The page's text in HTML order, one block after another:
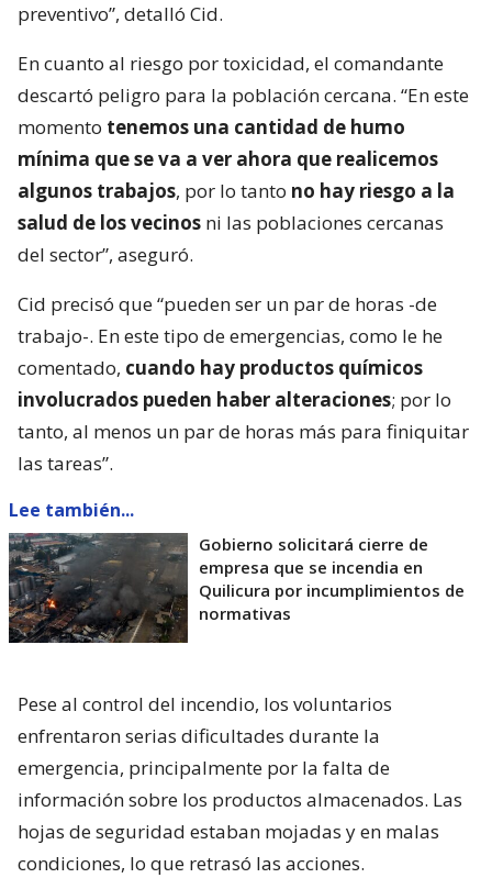
preventivo”, detalló Cid.
En cuanto al riesgo por toxicidad, el comandante
descartó peligro para la población cercana. “En este
momento tenemos una cantidad de humo
mínima que se va a ver ahora que realicemos
algunos trabajos, por lo tanto no hay riesgo a la
salud de los vecinos ni las poblaciones cercanas
del sector”, aseguró.
Cid precisó que “pueden ser un par de horas -de
trabajo-. En este tipo de emergencias, como le he
comentado, cuando hay productos químicos
involucrados pueden haber alteraciones; por lo
tanto, al menos un par de horas más para finiquitar
las tareas”.
Lee también...
Gobierno solicitará cierre de
empresa que se incendia en
Quilicura por incumplimientos de
normativas
Pese al control del incendio, los voluntarios
enfrentaron serias dificultades durante la
emergencia, principalmente por la falta de
información sobre los productos almacenados. Las
hojas de seguridad estaban mojadas y en malas
condiciones, lo que retrasó las acciones.